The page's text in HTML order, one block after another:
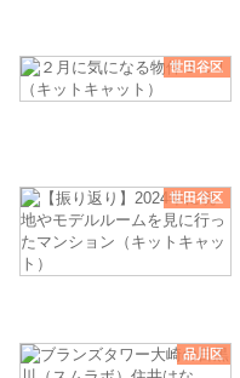
世田谷区
世田谷区
品川区